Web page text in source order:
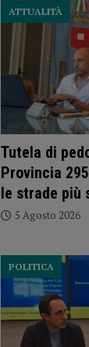
Tutela di
Provincia
le strade più
ATTUALITÀ
5 Agosto 2026
POLITICA